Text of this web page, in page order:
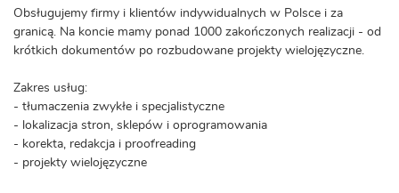
Obsługujemy firmy i klientów indywidualnych w Polsce i za
granicą. Na koncie mamy ponad 1000 zakończonych realizacji - od
krótkich dokumentów po rozbudowane projekty wielojęzyczne.
Zakres usług:
- tłumaczenia zwykłe i specjalistyczne
- lokalizacja stron, sklepów i oprogramowania
- korekta, redakcja i proofreading
- projekty wielojęzyczne